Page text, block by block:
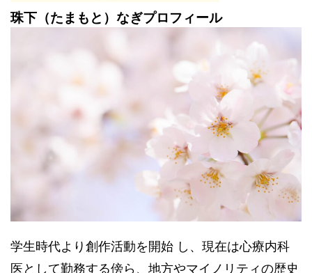
珠下（たまもと）なぎプロフィール
学生時代より創作活動を開始 し、現在は心療内科
医として勤務する傍ら、地方やマイノリティの歴史